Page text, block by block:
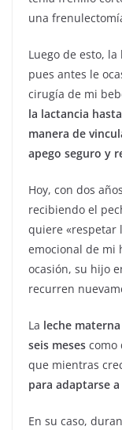
una
Luego de esto,
pues antes le
cirugía de mi
la lactancia
manera de
apego seguro y
Hoy, con dos
recibiendo el
quiere «respetar
emocional de mi
ocasión, su hijo
recurren
La leche
seis meses como
que mientras
para adaptarse
En su caso,